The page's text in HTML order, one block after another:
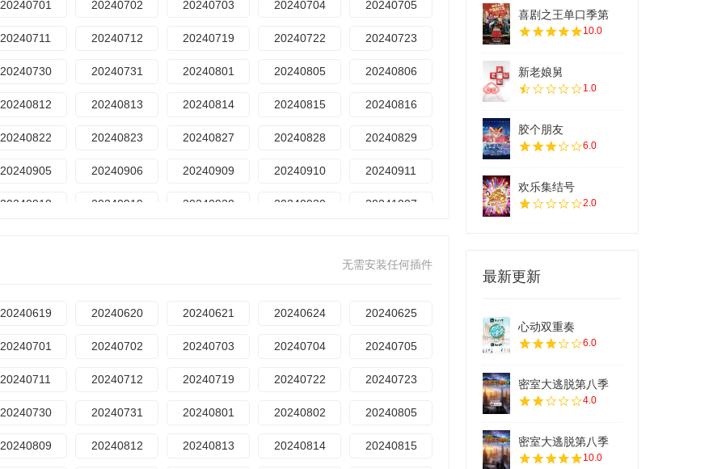
20240701 20240702 20240703 20240704 20240705
20240711 20240712 20240719 20240722 20240723
20240730 20240731 20240801 20240805 20240806
20240812 20240813 20240814 20240815 20240816
20240822 20240823 20240827 20240828 20240829
20240905 20240906 20240909 20240910 20240911
20240918 20240919 20240920 20240930 20241007
20241108
无需安装任何插件
20240619 20240620 20240621 20240624 20240625
20240701 20240702 20240703 20240704 20240705
20240711 20240712 20240719 20240722 20240723
20240730 20240731 20240801 20240802 20240805
20240809 20240812 20240813 20240814 20240815
喜剧之王单口季第
10.0
新老娘舅
1.0
胶个朋友
6.0
欢乐集结号
2.0
最新更新
心动双重奏
6.0
密室大逃脱第八季
4.0
密室大逃脱第八季
10.0